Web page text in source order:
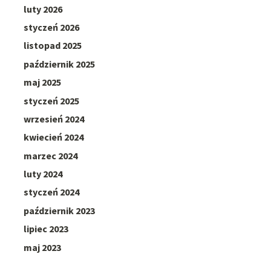
luty 2026
styczeń 2026
listopad 2025
październik 2025
maj 2025
styczeń 2025
wrzesień 2024
kwiecień 2024
marzec 2024
luty 2024
styczeń 2024
październik 2023
lipiec 2023
maj 2023